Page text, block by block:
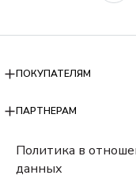
ПОКУПАТЕЛЯМ
ПАРТНЕРАМ
Политика в
данных